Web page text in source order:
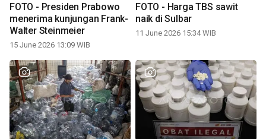
FOTO - Presiden Prabowo
menerima kunjungan Frank-
Walter Steinmeier
15 June 2026 13:09 WIB
FOTO - Harga TBS sawit
naik di Sulbar
11 June 2026 15:34 WIB